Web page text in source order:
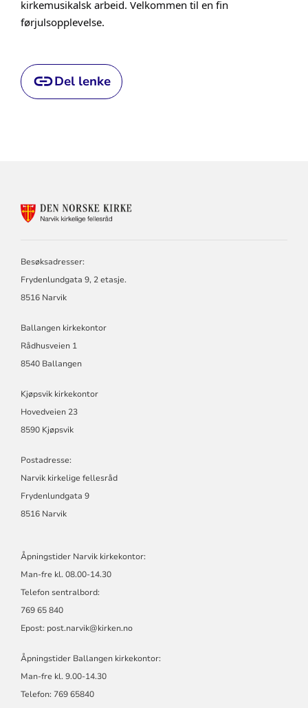
kirkemusikalsk arbeid. Velkommen til en fin
førjulsopplevelse.
Del lenke
Besøksadresser:
Frydenlundgata 9, 2 etasje.
8516 Narvik
Ballangen kirkekontor
Rådhusveien 1
8540 Ballangen
Kjøpsvik kirkekontor
Hovedveien 23
8590 Kjøpsvik
Postadresse:
Narvik kirkelige fellesråd
Frydenlundgata 9
8516 Narvik
Åpningstider Narvik kirkekontor:
Man-fre kl. 08.00-14.30
Telefon sentralbord:
769 65 840
Epost: post.narvik@kirken.no
Åpningstider Ballangen kirkekontor:
Man-fre kl. 9.00-14.30
Telefon: 769 65840